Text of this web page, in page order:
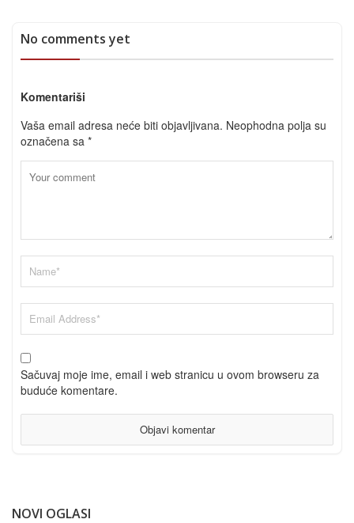
No comments yet
Komentariši
Vaša email adresa neće biti objavljivana. Neophodna polja su
označena sa *
Sačuvaj moje ime, email i web stranicu u ovom browseru za
buduće komentare.
NOVI OGLASI